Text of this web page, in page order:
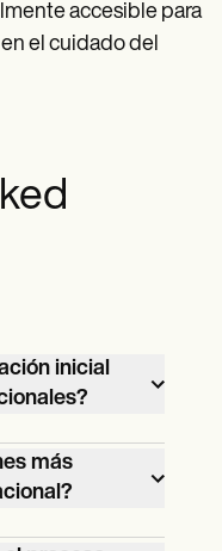
accesible para
el cuidado del
inicial
en la
cliente
más
en